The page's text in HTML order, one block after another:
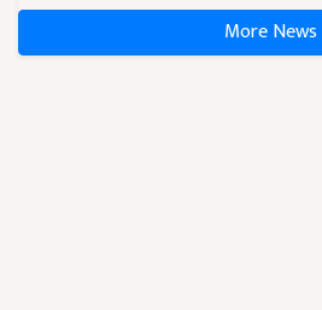
More News